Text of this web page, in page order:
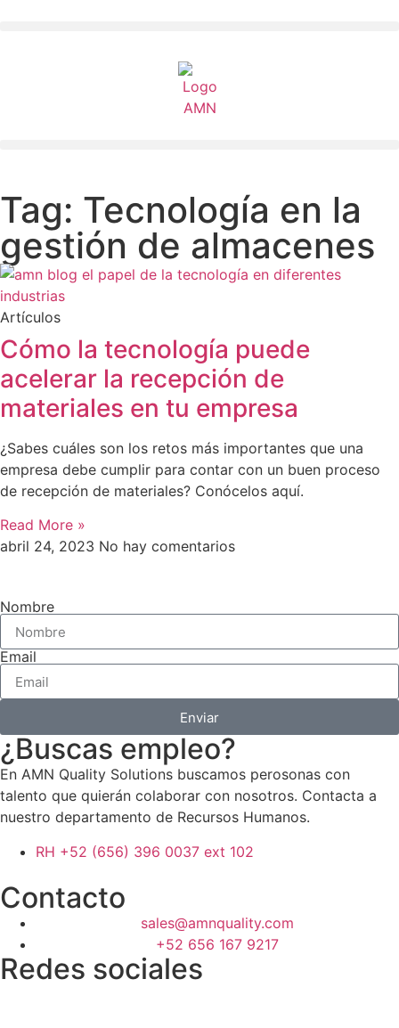
Tag: Tecnología en la
gestión de almacenes
Artículos
Cómo la tecnología puede
acelerar la recepción de
materiales en tu empresa
¿Sabes cuáles son los retos más importantes que una
empresa debe cumplir para contar con un buen proceso
de recepción de materiales? Conócelos aquí.
Read More »
abril 24, 2023 No hay comentarios
Nombre
Email
Enviar
¿Buscas empleo?
En AMN Quality Solutions buscamos perosonas con
talento que quierán colaborar con nosotros. Contacta a
nuestro departamento de Recursos Humanos.
RH +52 (656) 396 0037 ext 102
Contacto
sales@amnquality.com
+52 656 167 9217
Redes sociales